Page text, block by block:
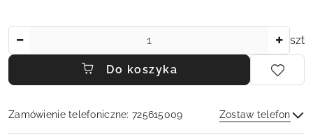
szt
Do koszyka
Zamówienie telefoniczne: 725615009 Zostaw telefon